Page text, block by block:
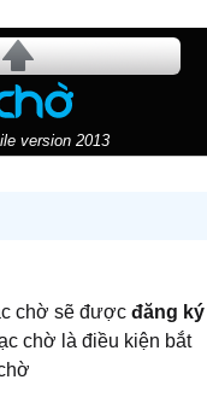
version 2013
chờ sẽ được đăng ký
chờ là điều kiện bắt